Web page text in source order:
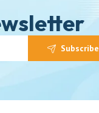
Subscribe